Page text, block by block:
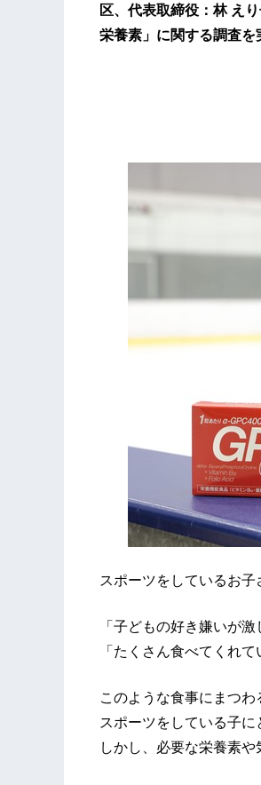
区、代表取締役：林 え
栄養素」に関する調査を
スポーツをしているお子
「子どもの好き嫌いが激
「たくさん食べてくれ
このような食事にまつわ
スポーツをしている子に
しかし、必要な栄養素